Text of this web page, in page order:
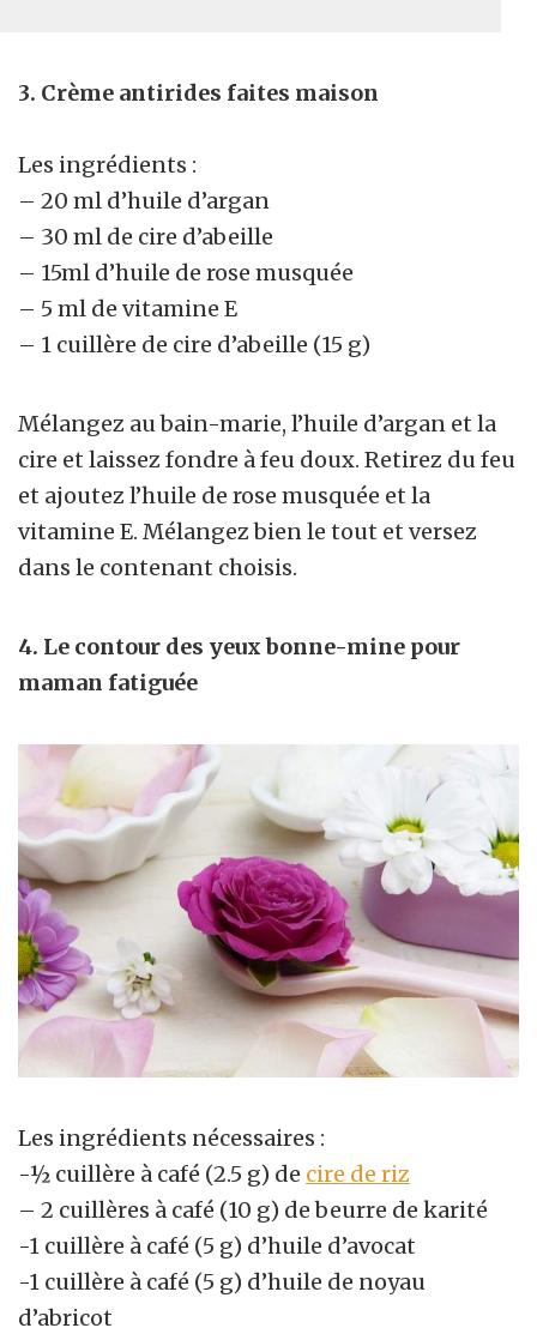
3. Crème antirides faites maison
Les ingrédients :
– 20 ml d’huile d’argan
– 30 ml de cire d’abeille
– 15ml d’huile de rose musquée
– 5 ml de vitamine E
– 1 cuillère de cire d’abeille (15 g)
Mélangez au bain-marie, l’huile d’argan et la
cire et laissez fondre à feu doux. Retirez du feu
et ajoutez l’huile de rose musquée et la
vitamine E. Mélangez bien le tout et versez
dans le contenant choisis.
4. Le contour des yeux bonne-mine pour
maman fatiguée
Les ingrédients nécessaires :
-½ cuillère à café (2.5 g) de cire de riz
– 2 cuillères à café (10 g) de beurre de karité
-1 cuillère à café (5 g) d’huile d’avocat
-1 cuillère à café (5 g) d’huile de noyau
d’abricot